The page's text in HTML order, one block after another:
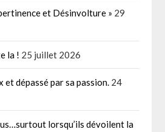
et Désinvolture » 29
la ! 25 juillet 2026
et dépassé par sa passion. 24
lorsqu’ils dévoilent la